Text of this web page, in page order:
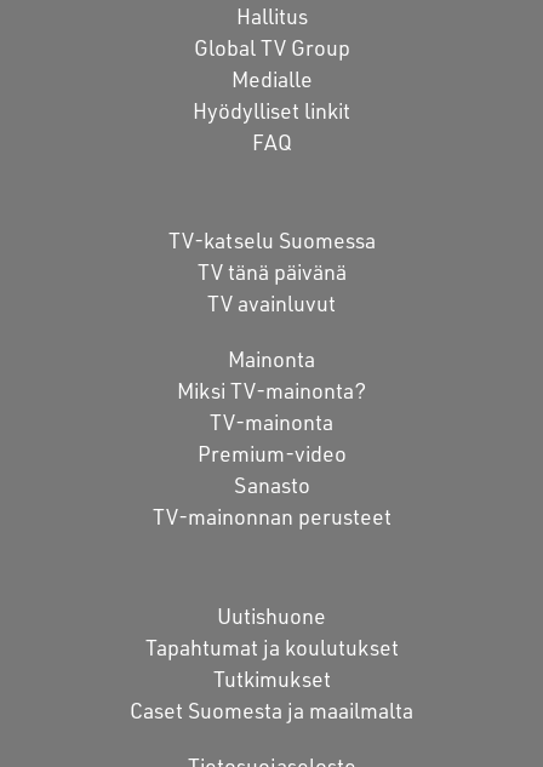
Hallitus
Global TV Group
Medialle
Hyödylliset linkit
FAQ
TV-katselu Suomessa
TV tänä päivänä
TV avainluvut
Mainonta
Miksi TV-mainonta?
TV-mainonta
Premium-video
Sanasto
TV-mainonnan perusteet
Uutishuone
Tapahtumat ja koulutukset
Tutkimukset
Caset Suomesta ja maailmalta